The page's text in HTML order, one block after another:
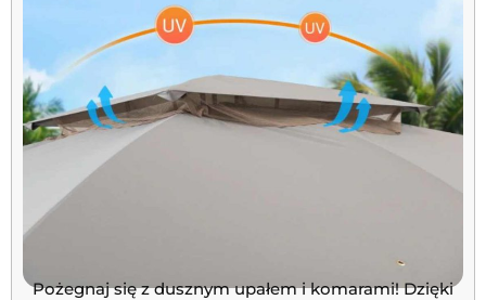
Pożegnaj się z dusznym upałem i komarami! Dzięki